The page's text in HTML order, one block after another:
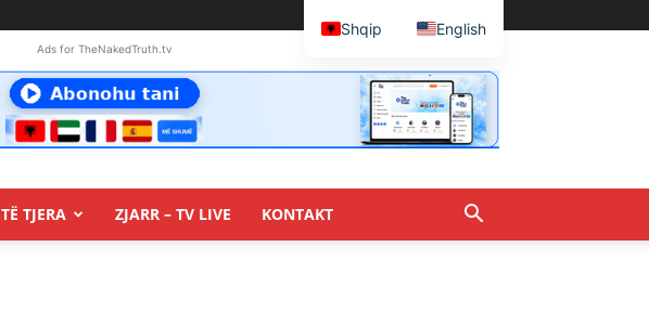
Ads for TheNakedTruth.tv
TË TJERA ZJARR – TV LIVE KONTAKT
Shqip English